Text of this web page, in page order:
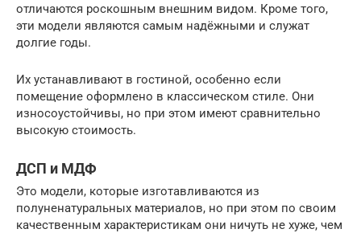
отличаются роскошным внешним видом. Кроме того,
эти модели являются самым надёжными и служат
долгие годы.
Их устанавливают в гостиной, особенно если
помещение оформлено в классическом стиле. Они
износоустойчивы, но при этом имеют сравнительно
высокую стоимость.
ДСП и МДФ
Это модели, которые изготавливаются из
полуненатуральных материалов, но при этом по своим
качественным характеристикам они ничуть не хуже, чем